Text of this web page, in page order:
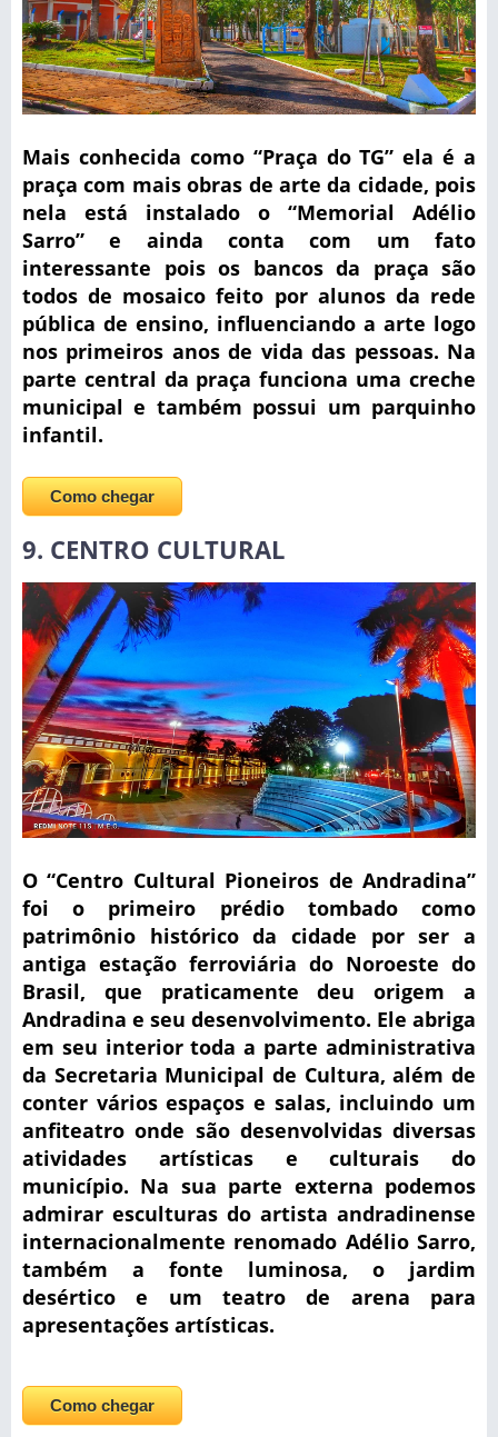
Mais conhecida como “Praça do TG” ela é a
praça com mais obras de arte da cidade, pois
nela está instalado o “Memorial Adélio
Sarro” e ainda conta com um fato
interessante pois os bancos da praça são
todos de mosaico feito por alunos da rede
pública de ensino, influenciando a arte logo
nos primeiros anos de vida das pessoas. Na
parte central da praça funciona uma creche
municipal e também possui um parquinho
infantil.
Como chegar
9. CENTRO CULTURAL
O “Centro Cultural Pioneiros de Andradina”
foi o primeiro prédio tombado como
patrimônio histórico da cidade por ser a
antiga estação ferroviária do Noroeste do
Brasil, que praticamente deu origem a
Andradina e seu desenvolvimento. Ele abriga
em seu interior toda a parte administrativa
da Secretaria Municipal de Cultura, além de
conter vários espaços e salas, incluindo um
anfiteatro onde são desenvolvidas diversas
atividades artísticas e culturais do
município. Na sua parte externa podemos
admirar esculturas do artista andradinense
internacionalmente renomado Adélio Sarro,
também a fonte luminosa, o jardim
desértico e um teatro de arena para
apresentações artísticas.
Como chegar